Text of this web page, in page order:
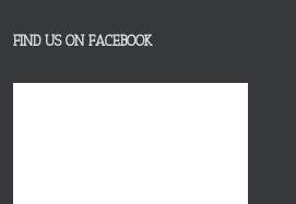
FIND US ON FACEBOOK